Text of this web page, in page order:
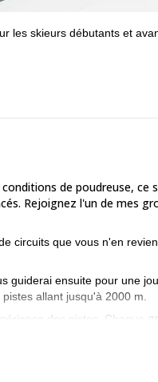
les skieurs débutants et
de poudreuse, ce
Rejoignez l'un de mes
circuits que vous n'en
guiderai ensuite pour une
allant jusqu'à 2000 m.
des pistes. Chaque
la prochaine saison !